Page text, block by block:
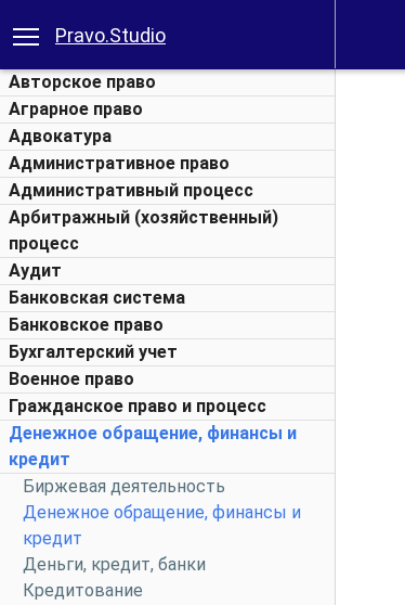
Pravo.Studio
Авторское право
Аграрное право
Адвокатура
Административное право
Административный процесс
Арбитражный (хозяйственный)
процесс
Аудит
Банковская система
Банковское право
Бухгалтерский учет
Военное право
Гражданское право и процесс
Денежное обращение, финансы и
кредит
Биржевая деятельность
Денежное обращение, финансы и
кредит
Деньги, кредит, банки
Кредитование